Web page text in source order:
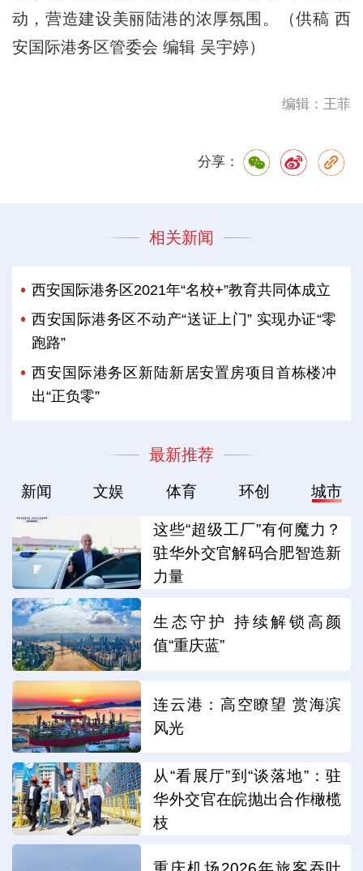
动，营造建设美丽陆港的浓厚氛围。（供稿 西
安国际港务区管委会 编辑 吴宇婷）
编辑：王菲
分享：
相关新闻
西安国际港务区2021年“名校+”教育共同体成立
西安国际港务区不动产“送证上门” 实现办证“零
跑路”
西安国际港务区新陆新居安置房项目首栋楼冲
出“正负零”
最新推荐
新闻 文娱 体育 环创 城市
这些“超级工厂”有何魔力？
驻华外交官解码合肥智造新
力量
生态守护 持续解锁高颜
值“重庆蓝”
连云港：高空瞭望 赏海滨
风光
从“看展厅”到“谈落地”：驻
华外交官在皖抛出合作橄榄
枝